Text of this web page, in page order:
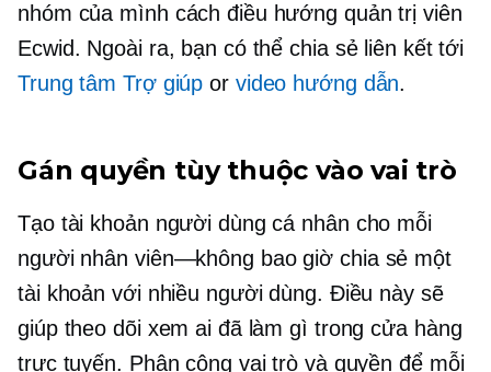
nhóm của mình cách điều hướng quản trị viên
Ecwid. Ngoài ra, bạn có thể chia sẻ liên kết tới
Trung tâm Trợ giúp or video hướng dẫn.
Gán quyền tùy thuộc vào vai trò
Tạo tài khoản người dùng cá nhân cho mỗi
người nhân viên—không bao giờ chia sẻ một
tài khoản với nhiều người dùng. Điều này sẽ
giúp theo dõi xem ai đã làm gì trong cửa hàng
trực tuyến. Phân công vai trò và quyền để mỗi